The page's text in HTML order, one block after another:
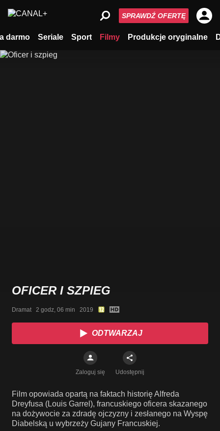
darmo Seriale Sport Filmy Produkcje oryginalne
SPRAWDŹ OFERTĘ
OFICER I SZPIEG
Dramat   2 godz, 06 min   2019
ODTWARZAJ
Zaloguj się Udostępnij
Film opowiada opartą na faktach historię Alfreda
Dreyfusa (Louis Garrel), francuskiego oficera skazanego
na dożywocie za zdradę ojczyzny i zesłanego na Wyspę
Diabelską u wybrzeży Gujany Francuskiej.